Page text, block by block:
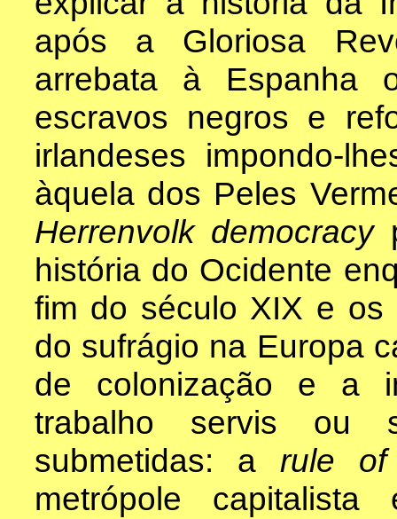
após a Gloriosa
arrebata à Espanha
escravos negros e
irlandeses impondo-
àquela dos Peles
Herrenvolk democracy
história do Ocidente
fim do século XIX e
do sufrágio na Europa
de colonização e a
trabalho servis ou
submetidas: a rule
metrópole